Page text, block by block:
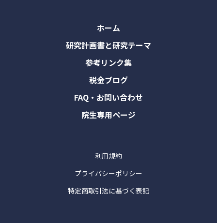
ホーム
研究計画書と研究テーマ
参考リンク集
税金ブログ
FAQ・お問い合わせ
院生専用ページ
利用規約
プライバシーポリシー
特定商取引法に基づく表記